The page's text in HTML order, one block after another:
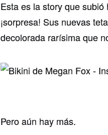
Esta es la story que
¡sorpresa! Sus nuevas
decolorada rarísima que
Pero aún hay más.